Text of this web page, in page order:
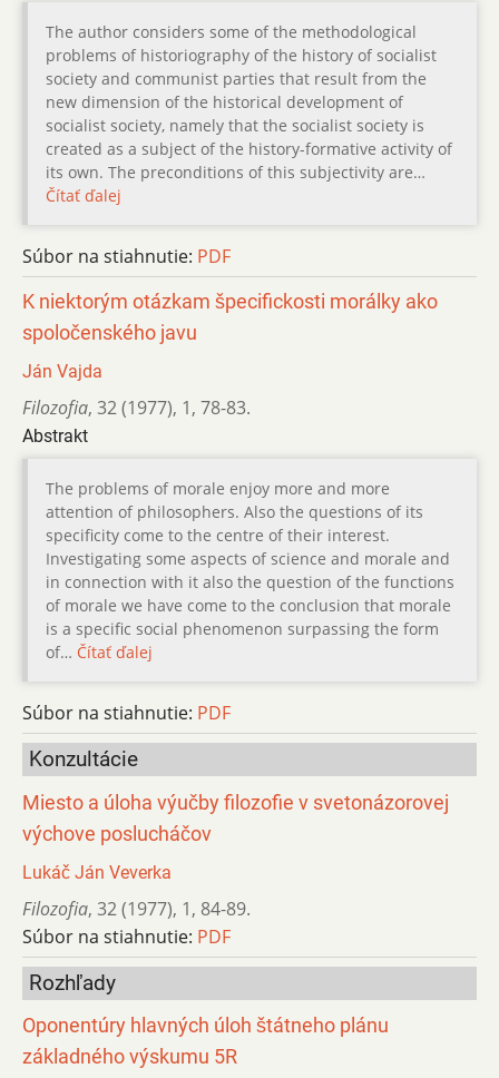
The author considers some of the methodological
problems of historiography of the history of socialist
society and communist parties that result from the
new dimension of the historical development of
socialist society, namely that the socialist society is
created as a subject of the history-formative activity of
its own. The preconditions of this subjectivity are…
Čítať ďalej
Súbor na stiahnutie: PDF
K niektorým otázkam špecifickosti morálky ako
spoločenského javu
Ján Vajda
Filozofia, 32 (1977), 1, 78-83.
Abstrakt
The problems of morale enjoy more and more
attention of philosophers. Also the questions of its
specificity come to the centre of their interest.
Investigating some aspects of science and morale and
in connection with it also the question of the functions
of morale we have come to the conclusion that morale
is a specific social phenomenon surpassing the form
of… Čítať ďalej
Súbor na stiahnutie: PDF
Konzultácie
Miesto a úloha výučby filozofie v svetonázorovej
výchove poslucháčov
Lukáč Ján Veverka
Filozofia, 32 (1977), 1, 84-89.
Súbor na stiahnutie: PDF
Rozhľady
Oponentúry hlavných úloh štátneho plánu
základného výskumu 5R